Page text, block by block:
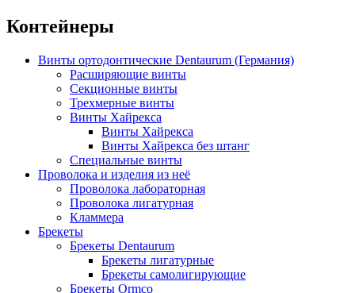
Контейнеры
Винты ортодонтические Dentaurum (Германия)
Расширяющие винты
Секционные винты
Трехмерные винты
Винты Хайрекса
Винты Хайрекса
Винты Хайрекса без штанг
Специальные винты
Проволока и изделия из неё
Проволока лабораторная
Проволока лигатурная
Кламмера
Брекеты
Брекеты Dentaurum
Брекеты лигатурные
Брекеты самолигирующие
Брекеты Ormco